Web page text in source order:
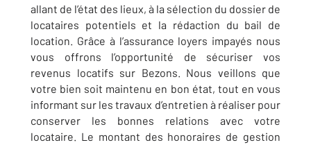
allant de l’état des lieux, à la sélection du dossier de
locataires potentiels et la rédaction du bail de
location. Grâce à l’assurance loyers impayés nous
vous offrons l’opportunité de sécuriser vos
revenus locatifs sur Bezons. Nous veillons que
votre bien soit maintenu en bon état, tout en vous
informant sur les travaux d’entretien à réaliser pour
conserver les bonnes relations avec votre
locataire. Le montant des honoraires de gestion